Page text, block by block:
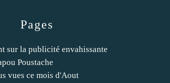
Pages
sur la publicité envahissante
Poustache
vues ce mois d'Aout